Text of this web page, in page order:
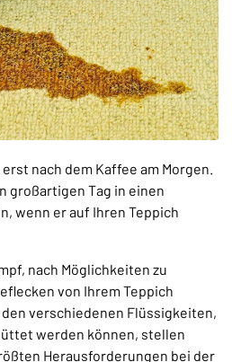
nach dem Kaffee am Morgen.
großartigen Tag in einen
wenn er auf Ihren Teppich
nach Möglichkeiten zu
von Ihrem Teppich
verschiedenen Flüssigkeiten,
werden können, stellen
Herausforderungen bei der